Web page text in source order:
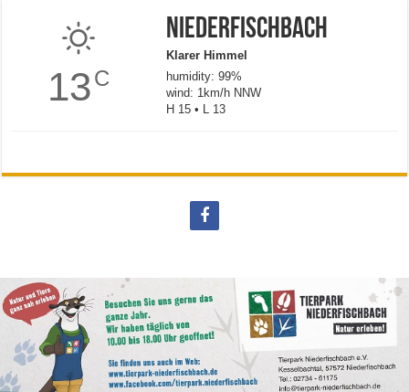
13C
Niederfischbach
Klarer Himmel
humidity: 99%
wind: 1km/h NNW
H 15 • L 13